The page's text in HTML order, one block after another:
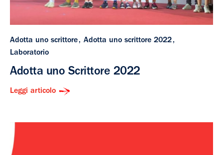
Adotta uno scrittore
Adotta uno scrittore 2022
Laboratorio
Adotta uno Scrittore 2022
Leggi articolo